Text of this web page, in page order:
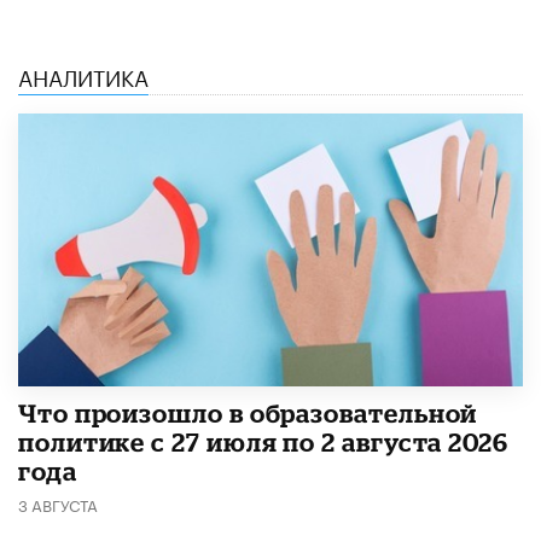
АНАЛИТИКА
​Что произошло в образовательной
политике с 27 июля по 2 августа 2026
года
3 АВГУСТА